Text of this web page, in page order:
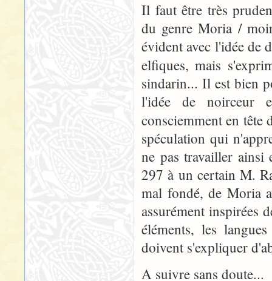
Il faut être très
du genre Moria /
évident avec l'idée de
elfiques, mais
sindarin... Il est bien
l'idée de noirceur
consciemment en
spéculation qui
ne pas travailler ainsi
297 à un certain M.
mal fondé, de Moria
assurément inspirées
éléments, les
doivent s'expliquer
A suivre sans doute...